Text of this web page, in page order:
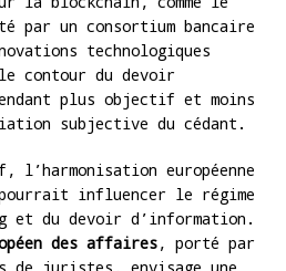
par un consortium bancaire
technologiques
contour du devoir
plus objectif et moins
subjective du cédant.
européenne
influencer le régime
et du devoir d’information.
des affaires, porté par
de juristes, envisage une